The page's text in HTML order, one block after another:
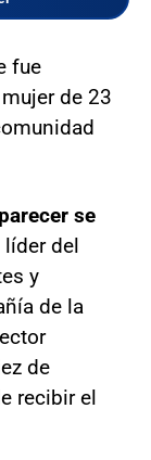
fue
de 23
se
líder del
y
de la
de
recibir el